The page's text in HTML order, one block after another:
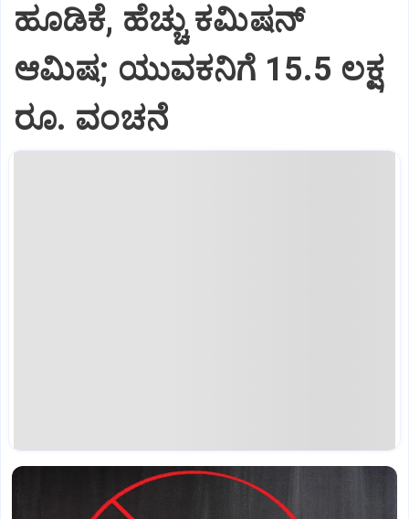
ಹೂಡಿಕೆ, ಹೆಚ್ಚು ಕಮಿಷನ್‌
ಆಮಿಷ; ಯುವಕನಿಗೆ 15.5 ಲಕ್ಷ
ರೂ. ವಂಚನೆ